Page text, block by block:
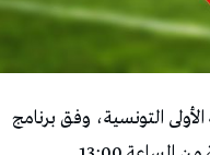
التونسية، وفق برنامج